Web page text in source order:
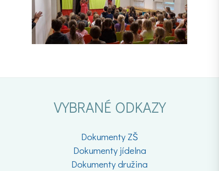
VYBRANÉ ODKAZY
Dokumenty ZŠ
Dokumenty jídelna
Dokumenty družina